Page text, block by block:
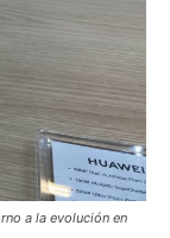
a la evolución en